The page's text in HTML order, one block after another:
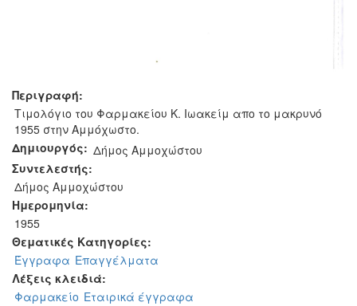
Περιγραφή:
Τιμολόγιο του Φαρμακείου Κ. Ιωακείμ απο το μακρυνό
1955 στην Αμμόχωστο.
Δημιουργός: Δήμος Αμμοχώστου
Συντελεστής:
Δήμος Αμμοχώστου
Ημερομηνία:
1955
Θεματικές Κατηγορίες:
Έγγραφα Επαγγέλματα
Λέξεις κλειδιά:
Φαρμακείο Εταιρικά έγγραφα